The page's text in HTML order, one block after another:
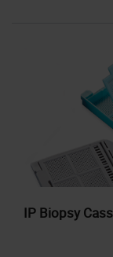
IP Biopsy